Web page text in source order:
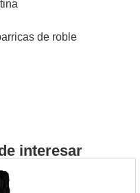
de roble
interesar